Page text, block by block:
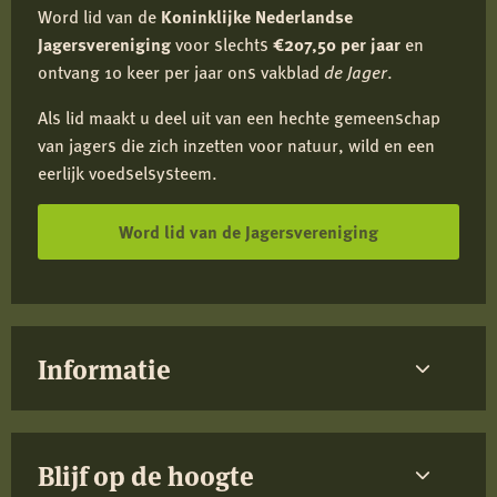
Informatie
Word lid van de Koninklijke Nederlandse
Jagersverenigingvoor slechts €207,50 per jaar en
ontvang 10 keer per jaar ons vakblad de Jager.
Als lid maakt u deel uit van een hechte gemeenschap
van jagers die zich inzetten voor natuur, wild en een
eerlijk voedselsysteem.
Word lid van de Jagersvereniging
Blijf op de hoogte